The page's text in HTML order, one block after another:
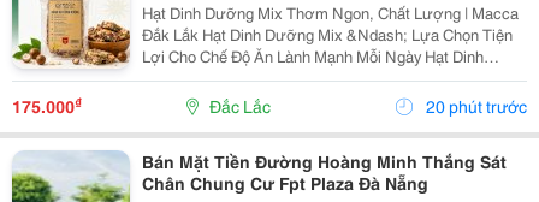
Hạt Dinh Dưỡng Mix Thơm Ngon, Chất Lượng | Macca
Đắk Lắk Hạt Dinh Dưỡng Mix &Ndash; Lựa Chọn Tiện
Lợi Cho Chế Độ Ăn Lành Mạnh Mỗi Ngày Hạt Dinh
Dưỡng Mix Là Sự Kết Hợp Của Nhiều Loại Hạt Giàu
Dưỡng Chất, Mang Đến Hương Vị Thơm Ngon Và Tiện
175.000₫ Đắc Lắc 20 phút trước
Bán Mặt Tiền Đường Hoàng Minh Thắng Sát
Chân Chung Cư Fpt Plaza Đà Nẵng